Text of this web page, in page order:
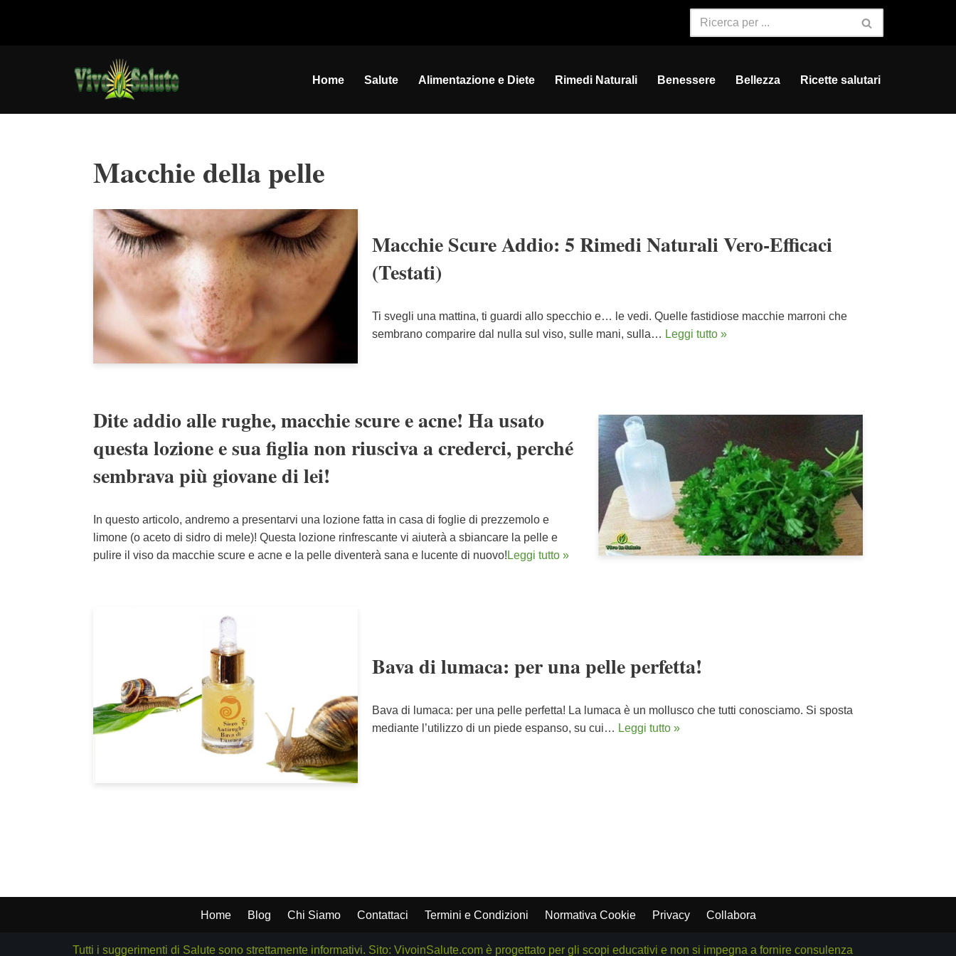
Home Salute Alimentazione e Diete Rimedi Naturali Benessere Bellezza Ricette salutari
Macchie della pelle
Macchie Scure Addio: 5 Rimedi Naturali Vero-Efficaci
(Testati)
Ti svegli una mattina, ti guardi allo specchio e… le vedi. Quelle fastidiose macchie marroni che
sembrano comparire dal nulla sul viso, sulle mani, sulla… Leggi tutto »
Dite addio alle rughe, macchie scure e acne! Ha usato
questa lozione e sua figlia non riusciva a crederci, perché
sembrava più giovane di lei!
In questo articolo, andremo a presentarvi una lozione fatta in casa di foglie di prezzemolo e
limone (o aceto di sidro di mele)! Questa lozione rinfrescante vi aiuterà a sbiancare la pelle e
pulire il viso da macchie scure e acne e la pelle diventerà sana e lucente di nuovo! Leggi tutto »
Bava di lumaca: per una pelle perfetta!
Bava di lumaca: per una pelle perfetta! La lumaca è un mollusco che tutti conosciamo. Si sposta
mediante l’utilizzo di un piede espanso, su cui… Leggi tutto »
Home Blog Chi Siamo Contattaci Termini e Condizioni Normativa Cookie Privacy Collabora
Tutti i suggerimenti di Salute sono strettamente informativi. Sito: VivoinSalute.com è progettato per gli scopi educativi e non si impegna a fornire consulenza